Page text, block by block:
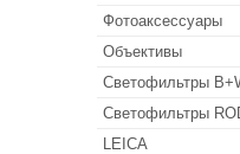
Фотоаксессуары
Объективы
Светофильтры
Светофильтры
LEICA